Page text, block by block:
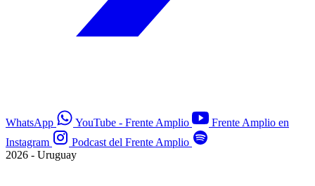
WhatsApp YouTube - Frente Amplio
Frente Amplio en
Instagram
Podcast del Frente Amplio
2026 - Uruguay